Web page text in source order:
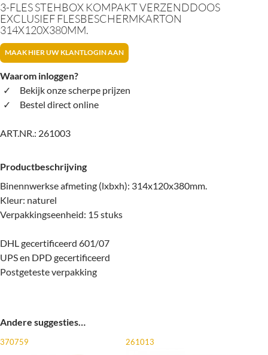
3-FLES STEHBOX KOMPAKT VERZENDDOOS
EXCLUSIEF FLESBESCHERMKARTON
314X120X380MM.
MAAK HIER UW KLANTLOGIN AAN
Waarom inloggen?
Bekijk onze scherpe prijzen
Bestel direct online
ART.NR.: 261003
Productbeschrijving
Binennwerkse afmeting (lxbxh): 314x120x380mm.
Kleur: naturel
Verpakkingseenheid: 15 stuks
DHL gecertificeerd 601/07
UPS en DPD gecertificeerd
Postgeteste verpakking
Andere suggesties…
370759 261013